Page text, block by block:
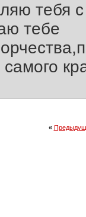
тебя
тебе
«